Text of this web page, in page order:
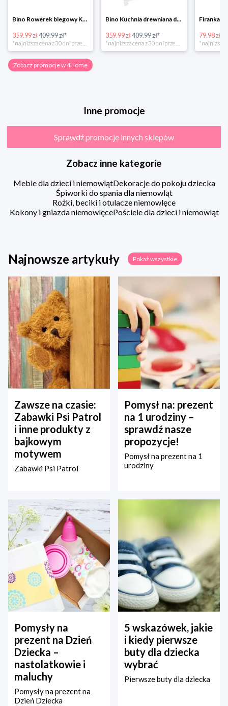
Bino Rowerek biegowy Krecik
359.99 zł409.99 zł*
Bino Kuchnia drewniana dla dzieci Provence
359.99 zł409.99 zł* 79.98 zł
Zobacz promocje w 4Home
Inne promocje
Sprawdź promocje innych sklepów
Zobacz inne kategorie
Meble dla dzieci i niemowlątDekoracje do pokoju dziecka
Śpiworki do spania dla niemowląt
Rożki, beciki i otulacze niemowlęce
Kokony i gniazda niemowlęcePościele dla dzieci i niemowląt
Najnowsze artykuły Pokaż wszystkie
Zawsze na czasie:
Zabawki Psi Patrol
i inne produkty z
bajkowym
motywem
Zabawki Psi Patrol
Pomysł na: prezent
na 1 urodziny –
sprawdź nasze
propozycje!
Pomysł na prezent na 1
urodziny
Pomysły na
prezent na Dzień
Dziecka –
nastolatkowie i
maluchy
Pomysły na prezent na
Dzień Dziecka
5 wskazówek, jakie
i kiedy pierwsze
buty dla dziecka
wybrać
Pierwsze buty dla dziecka